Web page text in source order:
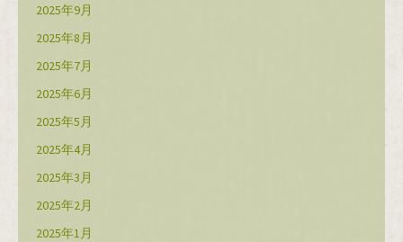
2025年9月
2025年8月
2025年7月
2025年6月
2025年5月
2025年4月
2025年3月
2025年2月
2025年1月